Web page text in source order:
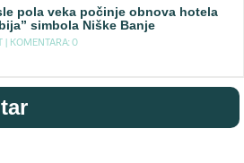
pola veka počinje obnova hotela
simbola Niške Banje
| KOMENTARA: 0